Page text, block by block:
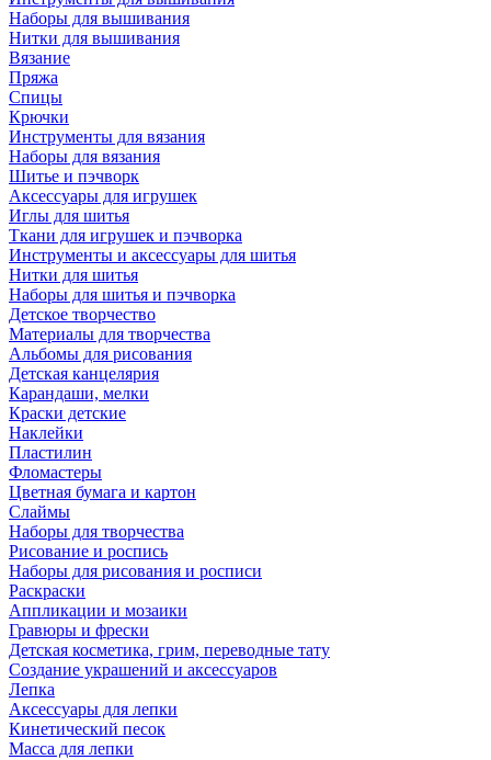
Наборы для вышивания
Нитки для вышивания
Вязание
Пряжа
Спицы
Крючки
Инструменты для вязания
Наборы для вязания
Шитье и пэчворк
Аксессуары для игрушек
Иглы для шитья
Ткани для игрушек и пэчворка
Инструменты и аксессуары для шитья
Нитки для шитья
Наборы для шитья и пэчворка
Детское творчество
Материалы для творчества
Альбомы для рисования
Детская канцелярия
Карандаши, мелки
Краски детские
Наклейки
Пластилин
Фломастеры
Цветная бумага и картон
Слаймы
Наборы для творчества
Рисование и роспись
Наборы для рисования и росписи
Раскраски
Аппликации и мозаики
Гравюры и фрески
Детская косметика, грим, переводные тату
Создание украшений и аксессуаров
Лепка
Аксессуары для лепки
Кинетический песок
Масса для лепки